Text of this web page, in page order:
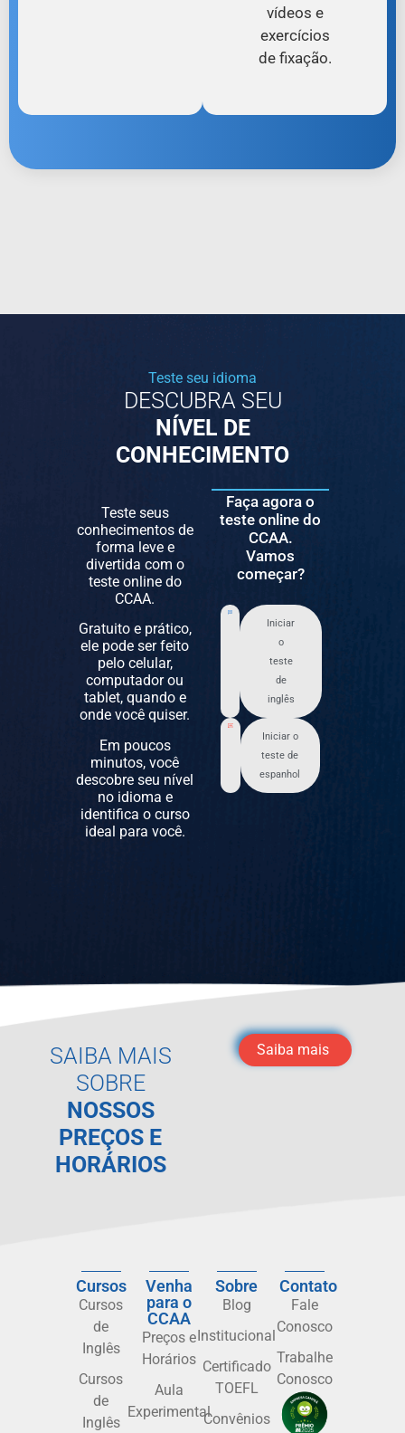
vídeos e
exercícios
de fixação.
Teste seu idioma
DESCUBRA SEU
NÍVEL DE
CONHECIMENTO
Teste seus
conhecimentos de
forma leve e
divertida com o
teste online do
CCAA.
Gratuito e prático,
ele pode ser feito
pelo celular,
computador ou
tablet, quando e
onde você quiser.
Em poucos
minutos, você
descobre seu nível
no idioma e
identifica o curso
ideal para você.
Faça agora o
teste online do
CCAA.
Vamos
começar?
Iniciar
o
teste
de
inglês
Iniciar o
teste de
espanhol
SAIBA MAIS
SOBRE
NOSSOS
PREÇOS E
HORÁRIOS
Saiba mais
Cursos
Cursos
de
Inglês
Cursos
de
Inglês
Venha
para o
CCAA
Preços e
Horários
Aula
Experimental
Sobre
Blog
Institucional
Certificado
TOEFL
Convênios
Contato
Fale
Conosco
Trabalhe
Conosco